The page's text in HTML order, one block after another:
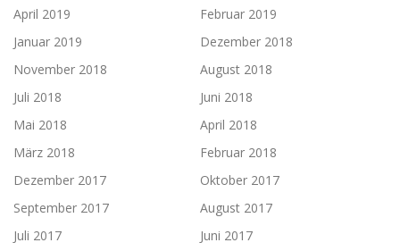
April 2019
Februar 2019
Januar 2019
Dezember 2018
November 2018
August 2018
Juli 2018
Juni 2018
Mai 2018
April 2018
März 2018
Februar 2018
Dezember 2017
Oktober 2017
September 2017
August 2017
Juli 2017
Juni 2017